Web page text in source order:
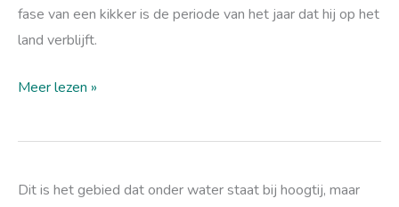
fase van een kikker is de periode van het jaar dat hij op het
land verblijft.
Meer lezen »
Dit is het gebied dat onder water staat bij hoogtij, maar
intergetijdenzone